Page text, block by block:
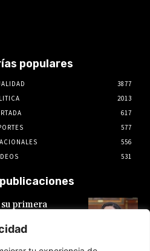
populares
3877
2013
617
577
556
531
primera
Cornejo